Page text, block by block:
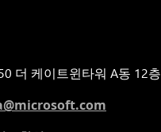
더 케이트윈타워 A동 12층